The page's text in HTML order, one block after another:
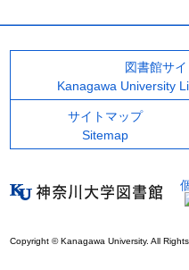
図書館サ
Kanagawa University
サイトマップ
Sitemap
Copyright © Kanagawa University. All Rights